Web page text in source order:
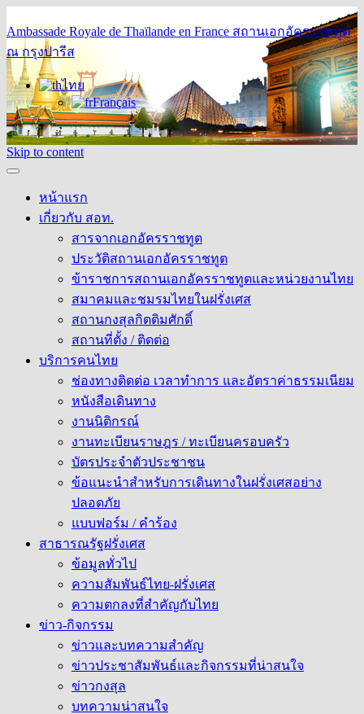
Ambassade Royale de Thaïlande en France สถานเอกอัครราชทูต
ณ กรุงปารีส
ไทย
Français
Skip to content
หน้าแรก
เกี่ยวกับ สอท.
สารจากเอกอัครราชทูต
ประวัติสถานเอกอัครราชทูต
ข้าราชการสถานเอกอัครราชทูตและหน่วยงานไทย
สมาคมและชมรมไทยในฝรั่งเศส
สถานกงสุลกิตติมศักดิ์
สถานที่ตั้ง / ติดต่อ
บริการคนไทย
ช่องทางติดต่อ เวลาทำการ และอัตราค่าธรรมเนียม
หนังสือเดินทาง
งานนิติกรณ์
งานทะเบียนราษฎร / ทะเบียนครอบครัว
บัตรประจำตัวประชาชน
ข้อแนะนำสำหรับการเดินทางในฝรั่งเศสอย่าง
ปลอดภัย
แบบฟอร์ม / คำร้อง
สาธารณรัฐฝรั่งเศส
ข้อมูลทั่วไป
ความสัมพันธ์ไทย-ฝรั่งเศส
ความตกลงที่สำคัญกับไทย
ข่าว-กิจกรรม
ข่าวและบทความสำคัญ
ข่าวประชาสัมพันธ์และกิจกรรมที่น่าสนใจ
ข่าวกงสุล
บทความน่าสนใจ